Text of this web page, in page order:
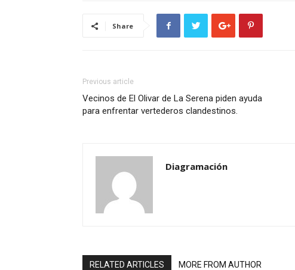
Share
Previous article
Vecinos de El Olivar de La Serena piden ayuda
para enfrentar vertederos clandestinos.
Diagramación
RELATED ARTICLES MORE FROM AUTHOR